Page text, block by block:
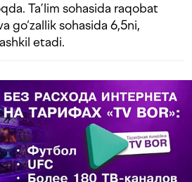
Ta’lim sohasida raqobat
go‘zallik sohasida 6,5ni,
etadi.